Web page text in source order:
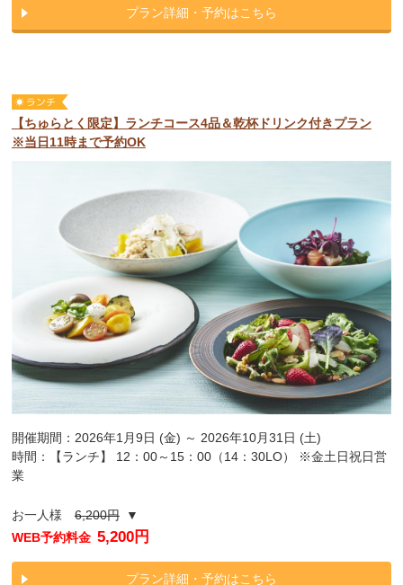
プラン詳細・予約はこちら
【ちゅらとく限定】ランチコース4品＆乾杯ドリンク付きプラン
※当日11時まで予約OK
開催期間：2026年1月9日 (金) ～ 2026年10月31日 (土)
時間：【ランチ】 12：00～15：00（14：30LO） ※金土日祝日営
業
お一人様6,200円▼
WEB予約料金 5,200円
プラン詳細・予約はこちら